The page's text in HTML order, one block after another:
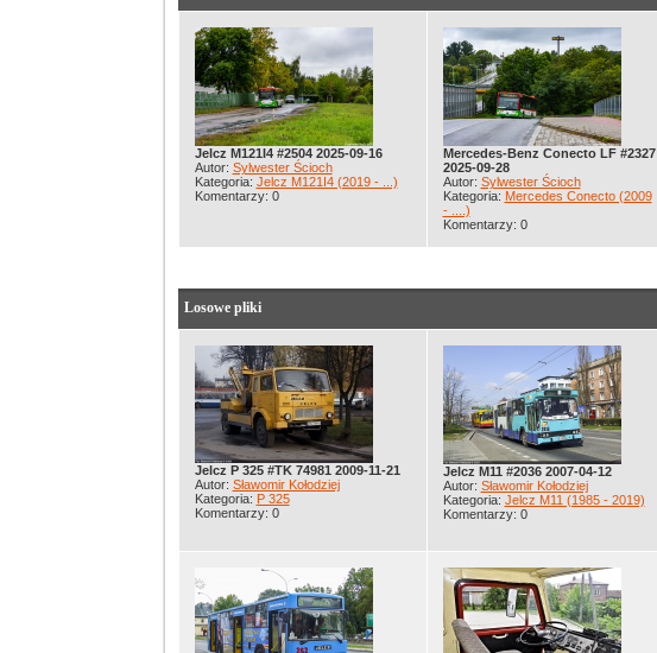
Jelcz M121I4 #2504 2025-09-16
Autor: Sylwester Ścioch
Kategoria: Jelcz M121I4 (2019 - ...)
Komentarzy: 0
Mercedes-Benz Conecto LF #2327
2025-09-28
Autor: Sylwester Ścioch
Kategoria: Mercedes Conecto (2009
- ....)
Komentarzy: 0
Losowe pliki
Jelcz P 325 #TK 74981 2009-11-21
Autor: Sławomir Kołodziej
Kategoria: P 325
Komentarzy: 0
Jelcz M11 #2036 2007-04-12
Autor: Sławomir Kołodziej
Kategoria: Jelcz M11 (1985 - 2019)
Komentarzy: 0